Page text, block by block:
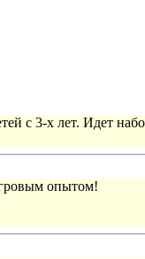
с 3-х лет. Идет
опытом!